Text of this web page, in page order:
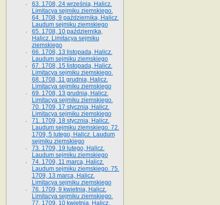
63. 1708, 24 września, Halicz.
Limitacya sejmiku ziemskiego.
64. 1708, 9 października, Halicz.
Laudum sejmiku ziemskiego
65­. 1708, 10 października,
Halicz. Limitacya sejmiku
ziemskiego
66. 1708, 13 listopada, Halicz.
Laudum sejmiku ziemskiego
67. 1708, 15 listopada, Halicz.
Limitacya sejmiku ziemskiego.
68. 1708, 11 grudnia, Halicz.
Limitacya sejmiku ziemskiego
69. 1708, 13 grudnia, Halicz.
Limitacya sejmiku ziemskiego.
70. 1709, 17 stycznia, Halicz.
Limitacya sejmiku ziemskiego
71. 1709, 18 stycznia, Halicz.
Laudum sejmiku ziemskiego. 72.
1709, 5 lutego, Halicz. Laudum
sejmiku ziemskiego
73. 1709, 19 lutego, Halicz.
Laudum sejmiku ziemskiego
74. 1709, 11 marca, Halicz.
Laudum sejmiku ziemskiego. 75.
1709, 13 marca, Halicz.
Limitacya sejmiku ziemskiego
76. 1709, 9 kwietnia, Halicz.
Limitacya sejmiku ziemskiego.
77. 1709, 10 kwietnia, Halicz.